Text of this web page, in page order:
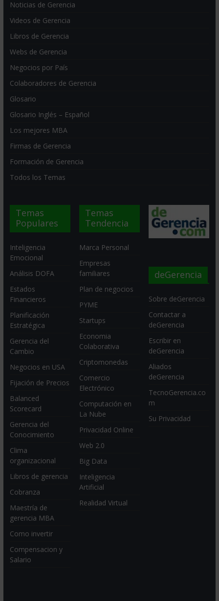
Noticias de Gerencia
Videos de Gerencia
Libros de Gerencia
Webs de Gerencia
Negocios por País
Colaboradores de Gerencia
Glosario
Glosario Inglés – Español
Los mejores MBA
Firmas de Gerencia
Formación de Gerencia
Todos los Temas
Temas
Populares
Inteligencia
Emocional
Análisis DOFA
Estados
Financieros
Planificación
Estratégica
Gerencia del
Cambio
Negocios en USA
Fijación de Precios
Balanced
Scorecard
Gerencia del
Conocimiento
Clima
organizacional
Libros de gerencia
Cobranza
Maestría de
gerencia MBA
Como invertir
Compensacion y
Salario
Temas
Tendencia
Marca Personal
Empresas
familiares
Plan de negocios
PYME
Startups
Economia
Colaborativa
Criptomonedas
Comercio
Electrónico
Computación en
La Nube
Privacidad Online
Web 2.0
Big Data
Inteligencia
Artificial
Realidad Virtual
deGerencia
Sobre deGerencia
Contactar a
deGerencia
Escribir en
deGerencia
Aliados
deGerencia
TecnoGerencia.co
m
Su Privacidad